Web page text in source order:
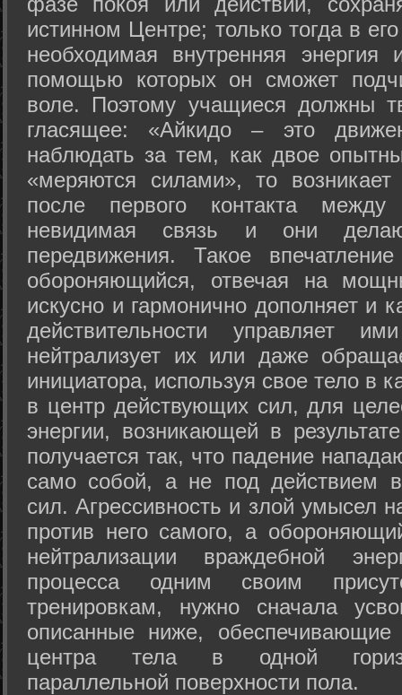
истинном Центре; только тогда в
необходимая внутренняя
помощью которых он сможет
воле. Поэтому учащиеся должны
гласящее: «Айкидо – это
наблюдать за тем, как двое
«меряются силами», то возникает
после первого контакта
невидимая связь и они
передвижения. Такое
обороняющийся, отвечая на
искусно и гармонично дополняет и
действительности управляет
нейтрализует их или даже
инициатора, используя свое тело в
в центр действующих сил, для
энергии, возникающей в
получается так, что падение
само собой, а не под действием
сил. Агрессивность и злой умысел
против него самого, а
нейтрализации враждебной
процесса одним своим
тренировкам, нужно сначала
описанные ниже, обеспечивающие
центра тела в одной
параллельной поверхности пола.